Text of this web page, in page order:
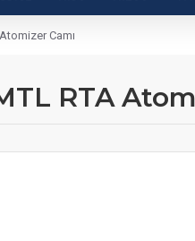
Camı
RTA